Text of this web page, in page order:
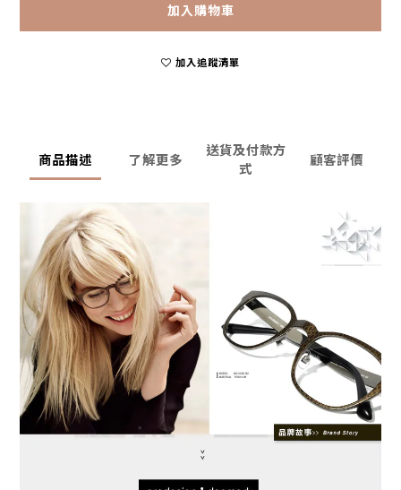
加入購物車
加入追蹤清單
商品描述 了解更多
送貨及付款方
式
顧客評價